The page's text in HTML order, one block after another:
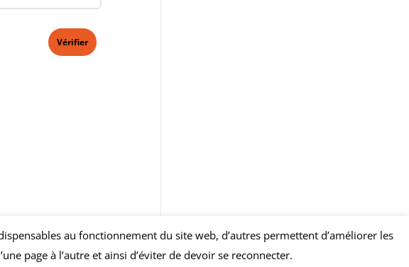
au fonctionnement du site web, d’autres permettent d’améliorer les
page à l’autre et ainsi d’éviter de devoir se reconnecter.